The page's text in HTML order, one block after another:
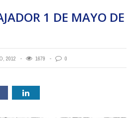
1 DE MAYO DE
2012 1679 0